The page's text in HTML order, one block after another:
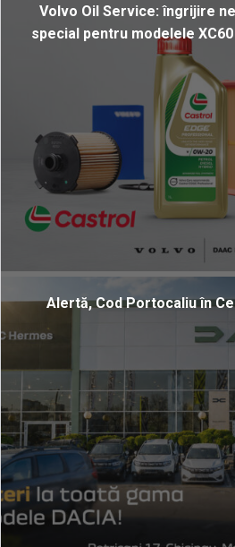
Volvo Oil Service: îngrijire
special pentru modelele XC60
Alertă, Cod Portocaliu în